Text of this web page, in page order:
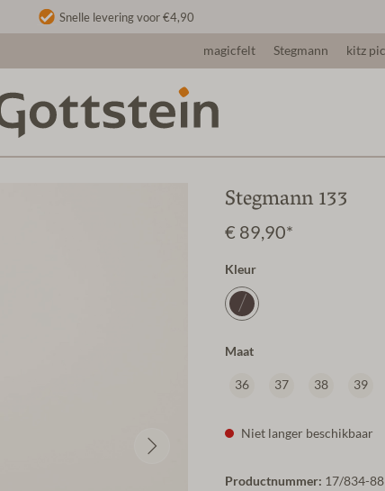
Snelle levering voor €4,90
magicfelt Stegmann kitz
Stegmann 133
€ 89,90*
Kleur
Maat
36 37 38 39
Niet langer beschikbaar
Productnummer: 17/834-